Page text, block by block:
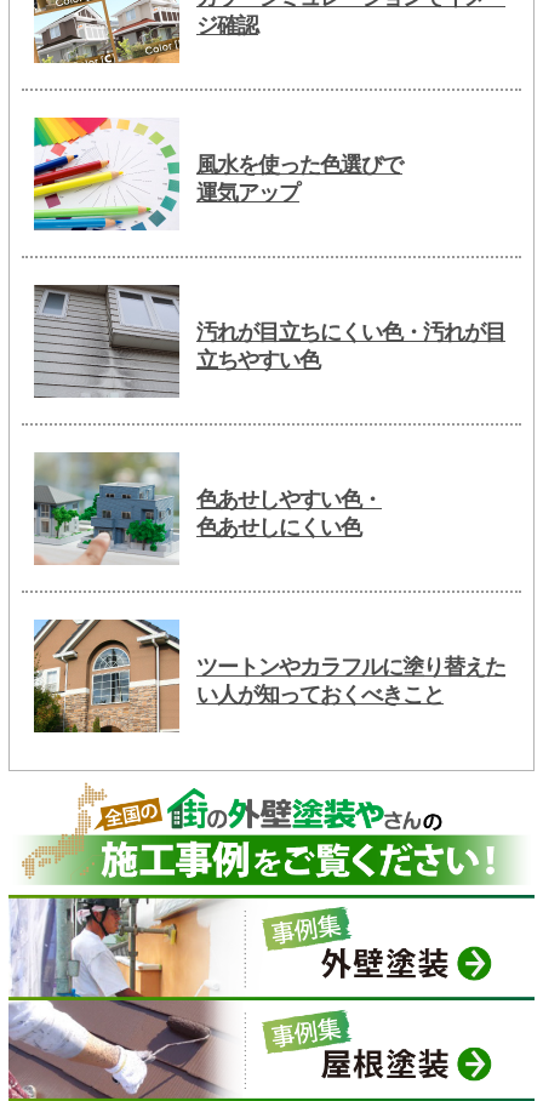
ジ確認
風水を使った色選びで
運気アップ
汚れが目立ちにくい色・汚れが目
立ちやすい色
色あせしやすい色・
色あせしにくい色
ツートンやカラフルに塗り替えた
い人が知っておくべきこと